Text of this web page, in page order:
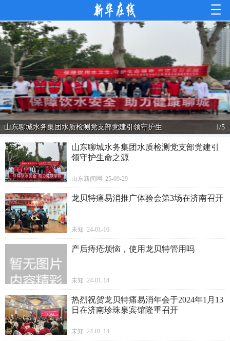
山东聊城水务集团水质检测党支部党建引领守护生 1/5
山东聊城水务集团水质检测党支部党建引
领守护生命之源
山东新闻网 25-09-29
龙贝特痛易消推广体验会第3场在济南召开
未知 24-01-16
产后痔疮烦恼，使用龙贝特管用吗
未知 24-01-14
热烈祝贺龙贝特痛易消年会于2024年1月13
日在济南珍珠泉宾馆隆重召开
未知 24-01-14